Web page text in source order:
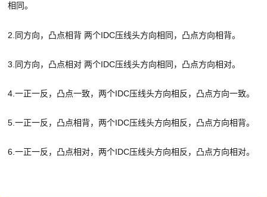
相同。
2.同方向，凸点相背 两个IDC压线头方向相同，凸点方向相背。
3.同方向，凸点相对 两个IDC压线头方向相同，凸点方向相对。
4.一正一反，凸点一致，两个IDC压线头方向相反，凸点方向一致。
5.一正一反，凸点相背，两个IDC压线头方向相反，凸点方向相背。
6.一正一反，凸点相对，两个IDC压线头方向相反，凸点方向相对。